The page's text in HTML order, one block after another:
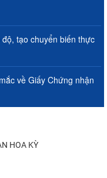
tạo chuyển biến thực
về Giấy Chứng nhận
HOA KỲ